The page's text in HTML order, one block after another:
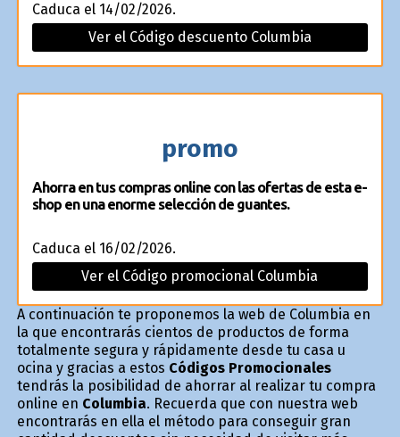
Caduca el 14/02/2026.
Ver el Código descuento Columbia
promo
Ahorra en tus compras online con las ofertas de esta e-
shop en una enorme selección de guantes.
Caduca el 16/02/2026.
Ver el Código promocional Columbia
A continuación te proponemos la web de Columbia en
la que encontrarás cientos de productos de forma
totalmente segura y rápidamente desde tu casa u
oficina y gracias a estos Códigos Promocionales
tendrás la posibilidad de ahorrar al realizar tu compra
online en Columbia. Recuerda que con nuestra web
encontrarás en ella el método para conseguir gran